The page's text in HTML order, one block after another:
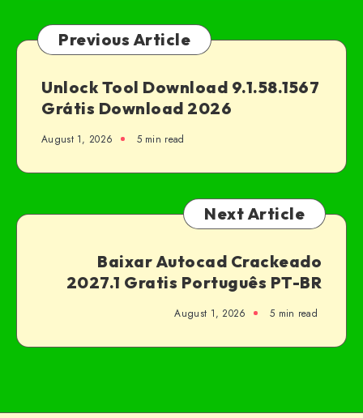
Previous Article
Unlock Tool Download 9.1.58.1567
Grátis Download 2026
August 1, 2026 5 min read
Next Article
Baixar Autocad Crackeado
2027.1 Gratis Português PT-BR
August 1, 2026 5 min read